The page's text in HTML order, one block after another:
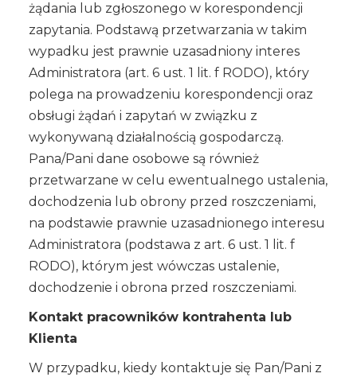
żądania lub zgłoszonego w korespondencji
zapytania. Podstawą przetwarzania w takim
wypadku jest prawnie uzasadniony interes
Administratora (art. 6 ust. 1 lit. f RODO), który
polega na prowadzeniu korespondencji oraz
obsługi żądań i zapytań w związku z
wykonywaną działalnością gospodarczą.
Pana/Pani dane osobowe są również
przetwarzane w celu ewentualnego ustalenia,
dochodzenia lub obrony przed roszczeniami,
na podstawie prawnie uzasadnionego interesu
Administratora (podstawa z art. 6 ust. 1 lit. f
RODO), którym jest wówczas ustalenie,
dochodzenie i obrona przed roszczeniami.
Kontakt pracowników kontrahenta lub
Klienta
W przypadku, kiedy kontaktuje się Pan/Pani z